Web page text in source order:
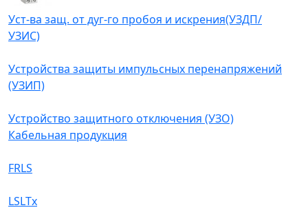
Уст-ва защ. от дуг-го пробоя и искрения(УЗДП/
УЗИС)
Устройства защиты импульсных перенапряжений
(УЗИП)
Устройство защитного отключения (УЗО)
Кабельная продукция
FRLS
LSLTx